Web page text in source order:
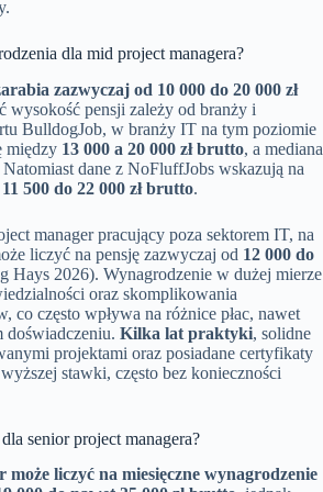
dla mid project managera?
zazwyczaj od 10 000 do 20 000 zł
wysokość pensji zależy od branży i
BulldogJob, w branży IT na tym poziomie
między 13 000 a 20 000 zł brutto, a mediana
Natomiast dane z NoFluffJobs wskazują na
11 500 do 22 000 zł brutto.
manager pracujący poza sektorem IT, na
liczyć na pensję zazwyczaj od 12 000 do
Hays 2026). Wynagrodzenie w dużej mierze
oraz skomplikowania
co często wpływa na różnice płac, nawet
doświadczeniu. Kilka lat praktyki, solidne
projektami oraz posiadane certyfikaty
stawki, często bez konieczności
senior project managera?
liczyć na miesięczne wynagrodzenie